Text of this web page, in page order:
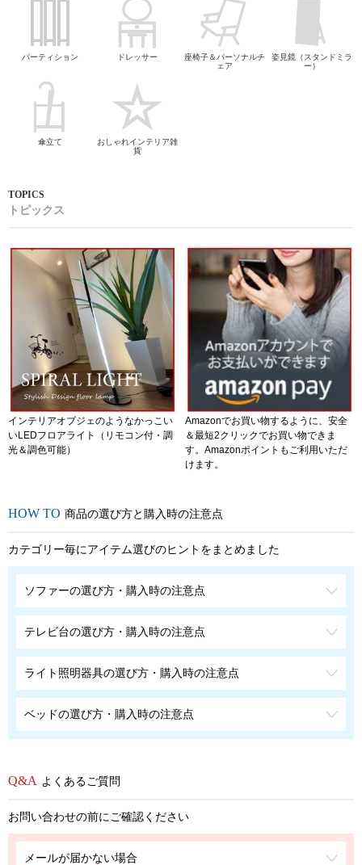
パーティション ドレッサー
座椅子＆パーソナルチ
ェア
姿見鏡（スタンドミラ
ー）
傘立て
おしゃれインテリア雑
貨
トピックス
インテリアオブジェのようなかっこい
いLEDフロアライト（リモコン付・調
光＆調色可能）
Amazonでお買い物するように、安全
＆最短2クリックでお買い物できま
す。Amazonポイントもご利用いただ
けます。
商品の選び方と購入時の注意点
カテゴリー毎にアイテム選びのヒントをまとめました
ソファーの選び方・購入時の注意点
テレビ台の選び方・購入時の注意点
ライト照明器具の選び方・購入時の注意点
ベッドの選び方・購入時の注意点
よくあるご質問
お問い合わせの前にご確認ください
メールが届かない場合